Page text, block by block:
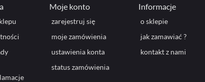
Moje konto
zarejestruj się
moje zamówienia
ustawienia konta
status zamówienia
Informacje
o sklepie
jak zamawiać ?
kontakt z nami